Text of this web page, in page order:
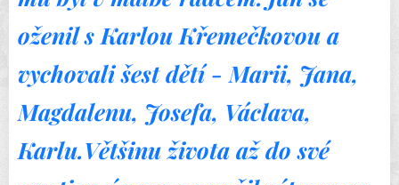
oženil s Karlou Křemečkovou a
vychovali šest dětí - Marii, Jana,
Magdalenu, Josefa, Václava,
Karlu.Většinu života až do své